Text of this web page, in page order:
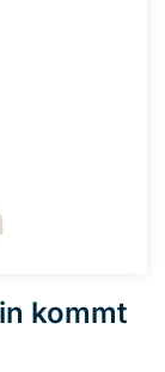
kommt